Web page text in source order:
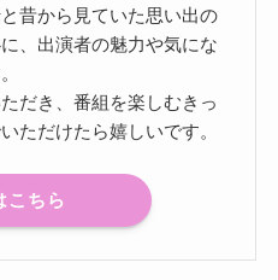
昔から見ていた思い出の
、出演者の魅力や気にな
だき、番組を楽しむきっ
ただけたら嬉しいです。
こちら